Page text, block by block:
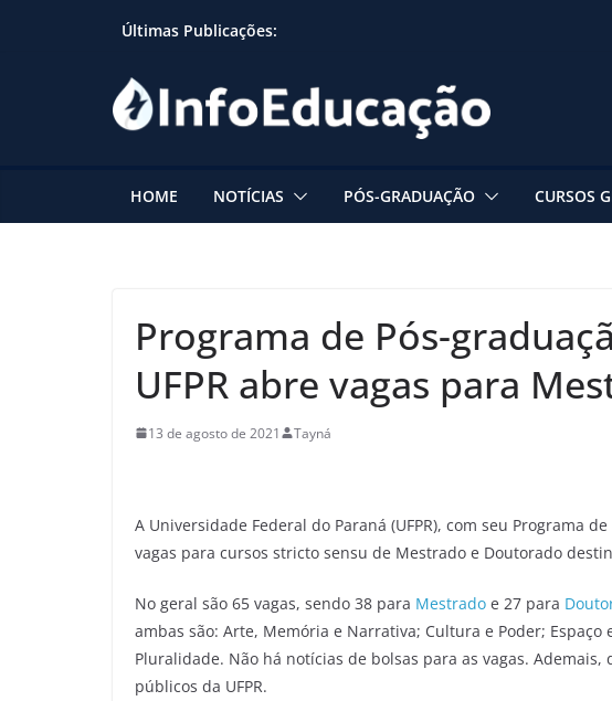
Últimas Publicações:
HOME NOTÍCIAS PÓS-GRADUAÇÃO CURSOS
Programa de Pós-
UFPR abre vagas para
13 de agosto de 2021 Tayná
A Universidade Federal do Paraná (UFPR), com seu Programa
vagas para cursos stricto sensu de Mestrado e Doutorado
No geral são 65 vagas, sendo 38 para Mestrado e 27 para
ambas são: Arte, Memória e Narrativa; Cultura e Poder;
Pluralidade. Não há notícias de bolsas para as vagas.
públicos da UFPR.